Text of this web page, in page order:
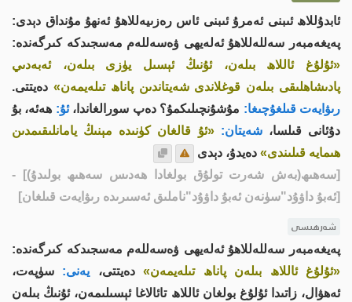
ئابدۇللاھ ئىبنى ئەمرۇ ئىبنى ئاس رەزىيەللاھۇ ئەنھۇ مۇنداق دېدى:
پەيغەمبەر سەللەللاھۇ ئەلەيھى ۋەسەللەم مەسجىدكە كىرگەندە:
«ئۇلۇغ ئاللاھ بىلەن، ئۇنىڭ ئېسىل يۈزى بىلەن، ئەبەدىي
پادىشاھلىقى بىلەن قوغلاندى شەيتاندىن پاناھ تىلەيمەن» دەيتتى.
رىۋايەت قىلغۇچىغا: مۇشۇنچىلىكمۇ؟ دەپ سورالغاندا، ئۇ: ھەئە، بۇ
دۇئانى قىلسا، شەيتان: «ئۇ قالغان كۈنىدە مېنىڭ يامانلىقىمدىن
ھىمايە قىلىندى» دەيدۇ، دېدى
[سەھىھ(بەش شەرت تولۇق بولغادا ھەدىس سەھىھ بولىدۇ)]
-
[ئەبۇ داۋۇد"سۈنەن ئەبۇ داۋۇد"ناملىق ئەسىرىدە رىۋايەت قىلغان]
شەرھىسى
پەيغەمبەر سەللەللاھۇ ئەلەيھى ۋەسەللەم مەسجىدكە كىرگەندە:
«ئۇلۇغ ئاللاھ بىلەن پاناھ تىلەيمەن»دەيتتى، يەنى: سۈپەت،
ئەھۋال، زاتىدا ئۇلۇغ بولغان ئاللاھ تائالاغا ئېسىلىمەن، ئۇنىڭ بىلەن